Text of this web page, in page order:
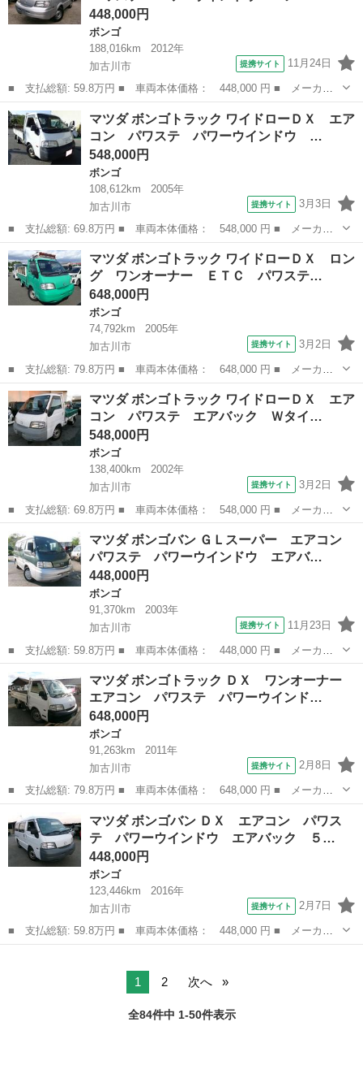
448,000円
ボンゴ
188,016km
2012年
加古川市
提携サイト 11月24日
■ 支払総額: 59.8万円 ■ 車両本体価格： 448,000 円 ■ メーカー
名： マツダ ■ 車種名： ボンゴバン ■ グレード名： ＧＬ ４
ＷＤ エアコン パワステ パワーウインドウ エアバック ＥＴＣ
■ 排気量...
兵庫 加古川市 ボンゴ
マツダ ボンゴトラック ワイドローＤＸ エア
コン パワステ パワーウインドウ …
548,000円
ボンゴ
108,612km
2005年
加古川市
提携サイト 3月3日
■ 支払総額: 69.8万円 ■ 車両本体価格： 548,000 円 ■ メーカー
名： マツダ ■ 車種名： ボンゴトラック ■ グレード名： ワイ
ドローＤＸ エアコン パワステ パワーウインドウ エアバック
ＥＴＣ ディ...
兵庫 加古川市 ボンゴ
マツダ ボンゴトラック ワイドローＤＸ ロン
グ ワンオーナー ＥＴＣ パワステ…
648,000円
ボンゴ
74,792km
2005年
加古川市
提携サイト 3月2日
■ 支払総額: 79.8万円 ■ 車両本体価格： 648,000 円 ■ メーカー
名： マツダ ■ 車種名： ボンゴトラック ■ グレード名： ワイ
ドローＤＸ ロング ワンオーナー ＥＴＣ パワステ エアコン
パワーウイン...
兵庫 加古川市 ボンゴ
マツダ ボンゴトラック ワイドローＤＸ エア
コン パワステ エアバック Ｗタイ…
548,000円
ボンゴ
138,400km
2002年
加古川市
提携サイト 3月2日
■ 支払総額: 69.8万円 ■ 車両本体価格： 548,000 円 ■ メーカー
名： マツダ ■ 車種名： ボンゴトラック ■ グレード名： ワイ
ドローＤＸ エアコン パワステ エアバック Ｗタイヤ ＥＴＣ
ディーゼル ...
兵庫 加古川市 ボンゴ
マツダ ボンゴバン ＧＬスーパー エアコン
パワステ パワーウインドウ エアバ…
448,000円
ボンゴ
91,370km
2003年
加古川市
提携サイト 11月23日
■ 支払総額: 59.8万円 ■ 車両本体価格： 448,000 円 ■ メーカー
名： マツダ ■ 車種名： ボンゴバン ■ グレード名： ＧＬスー
パー エアコン パワステ パワーウインドウ エアバック ＡＢ
Ｓ ２（５）人...
兵庫 ボンゴ
マツダ ボンゴトラック ＤＸ ワンオーナー
エアコン パワステ パワーウインド…
648,000円
ボンゴ
91,263km
2011年
加古川市
提携サイト 2月8日
■ 支払総額: 79.8万円 ■ 車両本体価格： 648,000 円 ■ メーカー
名： マツダ ■ 車種名： ボンゴトラック ■ グレード名： Ｄ
Ｘ ワンオーナー エアコン パワステ パワーウインドウ エアバ
ック ＥＴＣ ...
ボンゴ
マツダ ボンゴバン ＤＸ エアコン パワス
テ パワーウインドウ エアバック ５…
448,000円
ボンゴ
123,446km
2016年
加古川市
提携サイト 2月7日
■ 支払総額: 59.8万円 ■ 車両本体価格： 448,000 円 ■ メーカー
名： マツダ ■ 車種名： ボンゴバン ■ グレード名： ＤＸ エ
1 2 次へ
全84件中 1-50件表示